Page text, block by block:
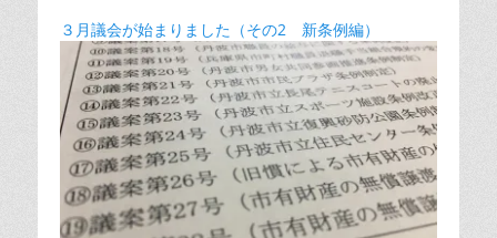
３月議会が始まりました（その2 新条例編）